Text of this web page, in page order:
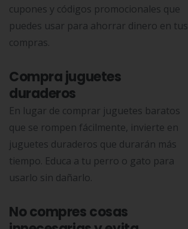
cupones y códigos promocionales que
puedes usar para ahorrar dinero en tus
compras.
Compra juguetes
duraderos
En lugar de comprar juguetes baratos
que se rompen fácilmente, invierte en
juguetes duraderos que durarán más
tiempo. Educa a tu perro o gato para
usarlo sin dañarlo.
No compres cosas